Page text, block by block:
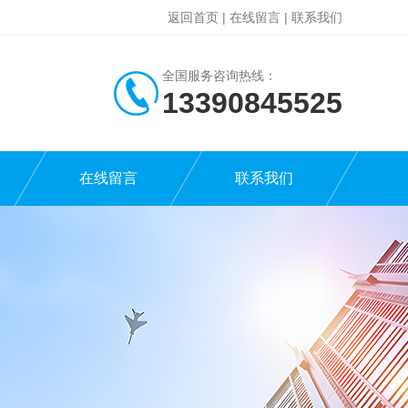
返回首页 | 在线留言 | 联系我们
全国服务咨询热线：
13390845525
在线留言 联系我们